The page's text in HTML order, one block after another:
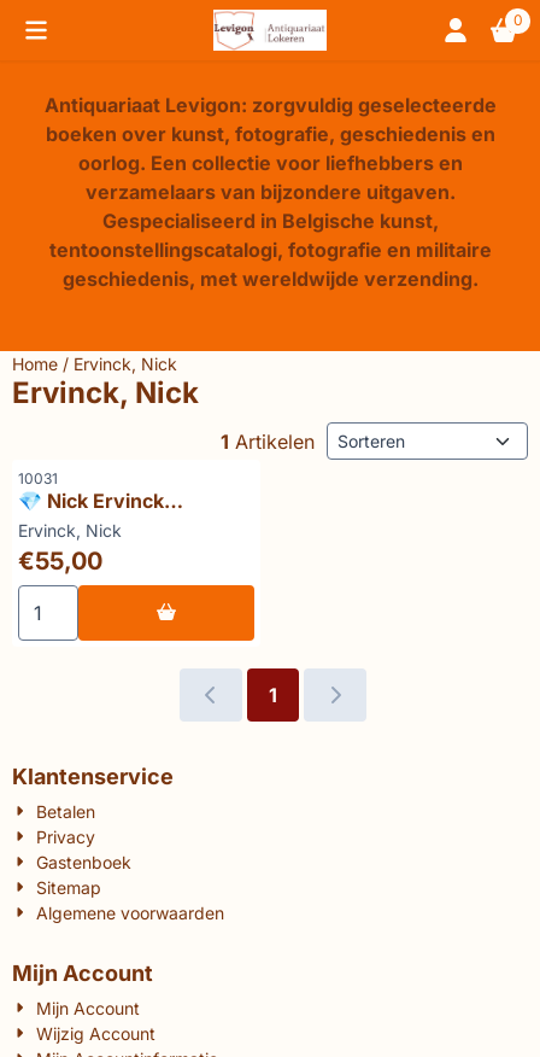
Cookievoorkeuren zijn beschikbaar. Kies instellingen of 0
Antiquariaat Levigon: zorgvuldig geselecteerde
boeken over kunst, fotografie, geschiedenis en
oorlog. Een collectie voor liefhebbers en
verzamelaars van bijzondere uitgaven.
Gespecialiseerd in Belgische kunst,
tentoonstellingscatalogi, fotografie en militaire
geschiedenis, met wereldwijde verzending.
Home / Ervinck, Nick
Ervinck, Nick
1 Artikelen Sorteermethode
Artikelnummer
10031
💎 Nick Ervinck
GNI_RI_2014 - MER.
Paper Kunsthalle 2014 -
First Edition - Major
Monograph
Merk:
Ervinck, Nick
Prijs: 55,00
€55,00
Aantal kiezen voor 💎 Nick Ervinck GNI_RI_2014 -
1
Klantenservice
Betalen
Privacy
Gastenboek
Sitemap
Algemene voorwaarden
Mijn Account
Mijn Account
Wijzig Account